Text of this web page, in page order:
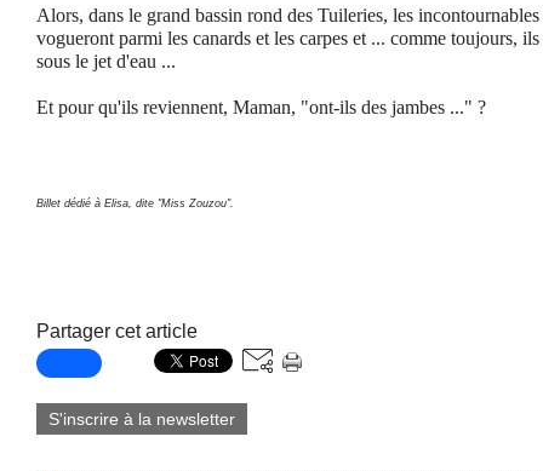
Alors, dans le grand bassin rond des Tuileries, les
vogueront parmi les canards et les carpes et ... comme toujours,
sous le jet d'eau ...
Et pour qu'ils reviennent, Maman, "ont-ils des jambes ..." ?
Billet dédié à Elisa, dite "Miss Zouzou".
Partager cet article
S'inscrire à la newsletter